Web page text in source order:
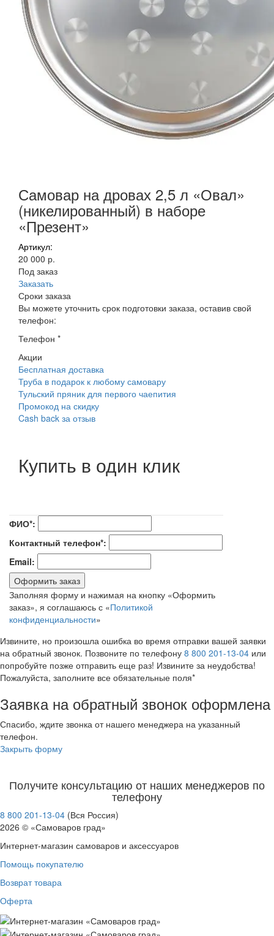
Самовар на дровах 2,5 л «Овал»
(никелированный) в наборе
«Презент»
Артикул:
20 000 р.
Под заказ
Заказать
Сроки заказа
Вы можете уточнить срок подготовки заказа, оставив свой
телефон:
Телефон *
Акции
Бесплатная доставка
Труба в подарок к любому самовару
Тульский пряник для первого чаепития
Промокод на скидку
Cash back за отзыв
Купить в один клик
ФИО*:
Контактный телефон*:
Email:
Оформить заказ
Заполняя форму и нажимая на кнопку «Оформить
заказ», я соглашаюсь с «Политикой
конфиденциальности»
Извините, но произошла ошибка во время отправки вашей заявки
на обратный звонок. Позвоните по телефону 8 800 201-13-04 или
попробуйте позже отправить еще раз! Извините за неудобства!
Пожалуйста, заполните все обязательные поля*
Заявка на обратный звонок оформлена
Спасибо, ждите звонка от нашего менеджера на указанный
телефон.
Закрыть форму
Получите консультацию от наших менеджеров по
телефону
8 800 201-13-04 (Вся Россия)
2026 © «Самоваров град»
Интернет-магазин самоваров и аксессуаров
Помощь покупателю
Возврат товара
Оферта